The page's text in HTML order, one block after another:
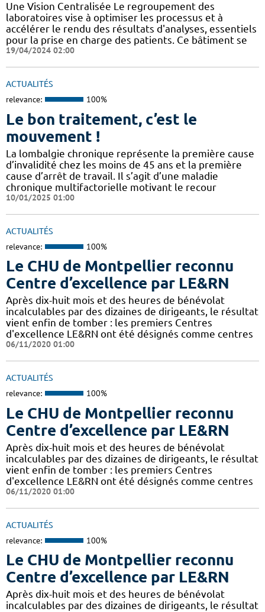
Une Vision Centralisée Le regroupement des
laboratoires vise à optimiser les processus et à
accélérer le rendu des résultats d'analyses, essentiels
pour la prise en charge des patients. Ce bâtiment se
19/04/2024 02:00
ACTUALITÉS
relevance: 100%
Le bon traitement, c’est le
mouvement !
La lombalgie chronique représente la première cause
d’invalidité chez les moins de 45 ans et la première
cause d’arrêt de travail. Il s’agit d’une maladie
chronique multifactorielle motivant le recour
10/01/2025 01:00
ACTUALITÉS
relevance: 100%
Le CHU de Montpellier reconnu
Centre d’excellence par LE&RN
Après dix-huit mois et des heures de bénévolat
incalculables par des dizaines de dirigeants, le résultat
vient enfin de tomber : les premiers Centres
d'excellence LE&RN ont été désignés comme centres
06/11/2020 01:00
ACTUALITÉS
relevance: 100%
Le CHU de Montpellier reconnu
Centre d’excellence par LE&RN
Après dix-huit mois et des heures de bénévolat
incalculables par des dizaines de dirigeants, le résultat
vient enfin de tomber : les premiers Centres
d'excellence LE&RN ont été désignés comme centres
06/11/2020 01:00
ACTUALITÉS
relevance: 100%
Le CHU de Montpellier reconnu
Centre d’excellence par LE&RN
Après dix-huit mois et des heures de bénévolat
incalculables par des dizaines de dirigeants, le résultat